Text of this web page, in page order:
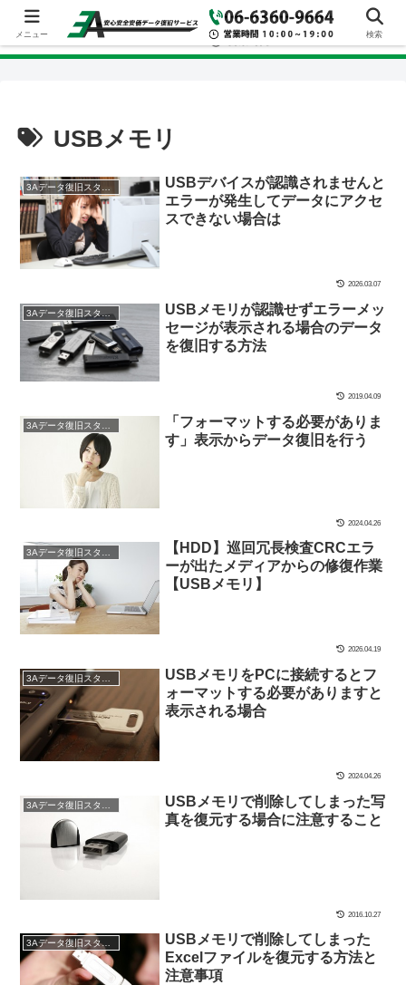
USBメモリ
USBデバイスが認識されませんと
エラーが発生してデータにアクセ
スできない場合は
2026.03.07
3Aデータ復旧スタッフブログ
USBメモリが認識せずエラーメッ
セージが表示される場合のデータ
を復旧する方法
2019.04.09
「フォーマットする必要がありま
す」表示からデータ復旧を行う
2024.04.26
【HDD】巡回冗長検査CRCエラ
ーが出たメディアからの修復作業
【USBメモリ】
2026.04.19
3Aデータ復旧スタッフブログ
USBメモリをPCに接続するとフ
ォーマットする必要がありますと
表示される場合
2024.04.26
USBメモリで削除してしまった写
真を復元する場合に注意すること
2016.10.27
3Aデータ復旧スタッフブログ
USBメモリで削除してしまった
Excelファイルを復元する方法と
注意事項
メニュー 検索